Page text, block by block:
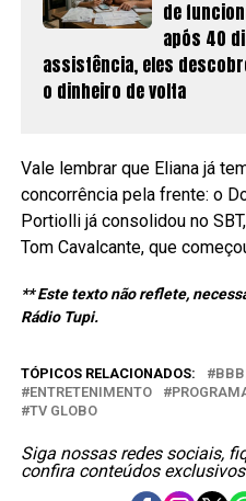
de
após 40
assistência, eles
o dinheiro de volta
Vale lembrar que Eliana já
concorrência pela frente: o
Portiolli já consolidou no
Tom Cavalcante, que
** Este texto não reflete,
Rádio Tupi.
TÓPICOS RELACIONADOS:
ENTRETENIMENTO
TV GLOBO
Siga nossas redes sociais,
confira conteúdos